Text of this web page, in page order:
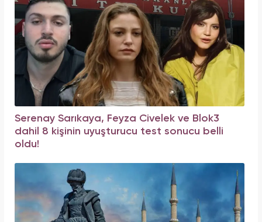
Serenay Sarıkaya, Feyza Civelek ve Blok3
dahil 8 kişinin uyuşturucu test sonucu belli
oldu!